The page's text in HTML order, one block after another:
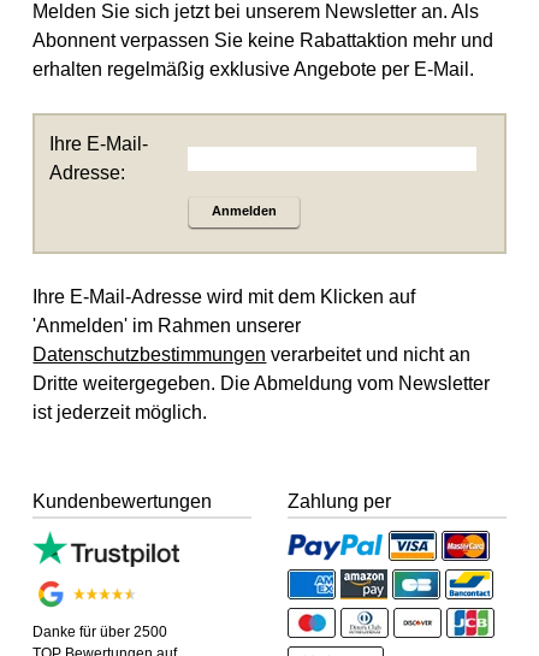
Melden Sie sich jetzt bei unserem Newsletter an. Als
Abonnent verpassen Sie keine Rabattaktion mehr und
erhalten regelmäßig exklusive Angebote per E-Mail.
Ihre E-Mail-
Adresse:
Anmelden
Ihre E-Mail-Adresse wird mit dem Klicken auf
'Anmelden' im Rahmen unserer
Datenschutzbestimmungen verarbeitet und nicht an
Dritte weitergegeben. Die Abmeldung vom Newsletter
ist jederzeit möglich.
Kundenbewertungen
Danke für über 2500
Zahlung per